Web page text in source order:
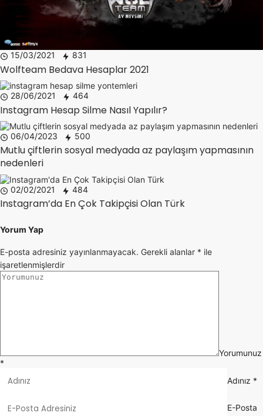
15/03/2021 831
Wolfteam Bedava Hesaplar 2021
28/06/2021 464
Instagram Hesap Silme Nasıl Yapılır?
06/04/2023 500
Mutlu çiftlerin sosyal medyada az paylaşım yapmasının
nedenleri
02/02/2021 484
Instagram’da En Çok Takipçisi Olan Türk
Yorum Yap
E-posta adresiniz yayınlanmayacak. Gerekli alanlar * ile
işaretlenmişlerdir
Yorumunuz
*
Adınız *
E-Posta